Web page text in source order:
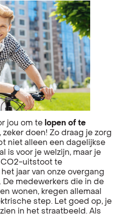
jou om te lopen of te
, zeker doen! Zo draag je zorg
niet alleen een dagelijkse
is voor je welzijn, maar je
CO2-uitstoot te
jaar van onze overgang
. De medewerkers die in de
wonen, kregen allemaal
step. Let goed op, je
in het straatbeeld. Als